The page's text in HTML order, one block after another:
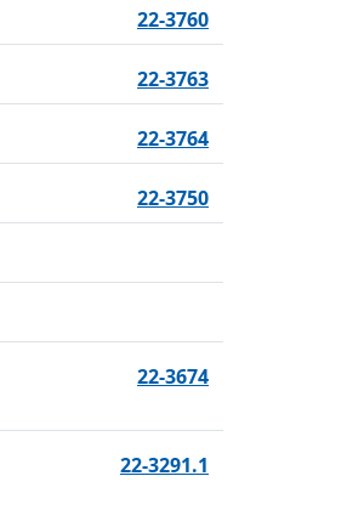
22-3760
22-3763
22-3764
22-3750
22-3674
22-3291.1